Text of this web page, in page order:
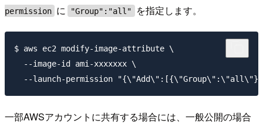
permission に "Group":"all" を指定します。
$ aws ec2 modify-image-attribute \
  --image-id ami-xxxxxxx \
一部AWSアカウントに共有する場合には、一般公開の場合